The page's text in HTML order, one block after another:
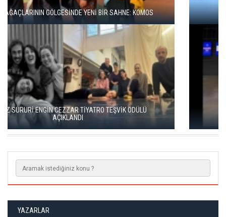
BBT’DE REKOR SEYİRCİ, YENİ REPERTUVAR
KISALAR, ÇAĞIN ÇELİŞKİLERİNİ SAHNEYE TAŞIYOR
YAZARLAR